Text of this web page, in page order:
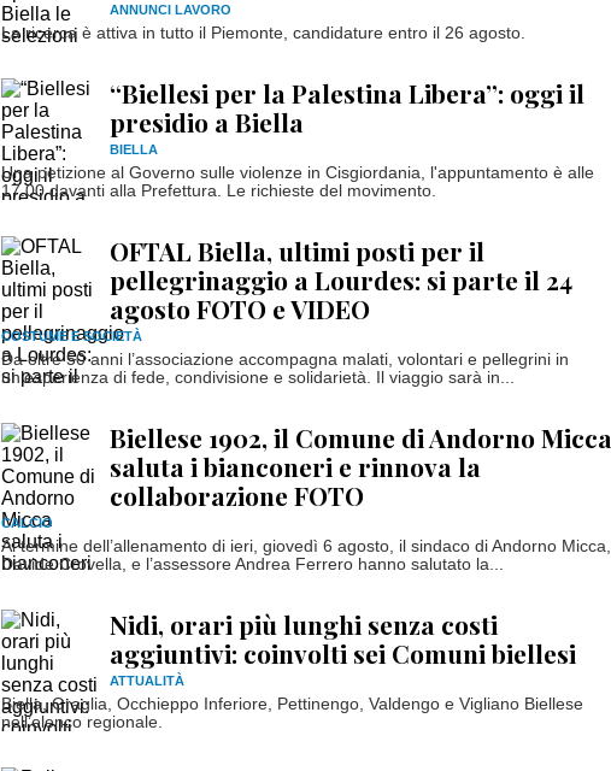
ANNUNCI LAVORO
La ricerca è attiva in tutto il Piemonte, candidature entro il 26 agosto.
“Biellesi per la Palestina Libera”: oggi il
presidio a Biella
BIELLA
Una petizione al Governo sulle violenze in Cisgiordania, l'appuntamento è alle
17.00 davanti alla Prefettura. Le richieste del movimento.
OFTAL Biella, ultimi posti per il
pellegrinaggio a Lourdes: si parte il 24
agosto FOTO e VIDEO
COSTUME E SOCIETÀ
Da oltre 50 anni l’associazione accompagna malati, volontari e pellegrini in
un’esperienza di fede, condivisione e solidarietà. Il viaggio sarà in...
Biellese 1902, il Comune di Andorno Micca
saluta i bianconeri e rinnova la
collaborazione FOTO
CALCIO
Al termine dell’allenamento di ieri, giovedì 6 agosto, il sindaco di Andorno Micca,
Davide Crovella, e l’assessore Andrea Ferrero hanno salutato la...
Nidi, orari più lunghi senza costi
aggiuntivi: coinvolti sei Comuni biellesi
ATTUALITÀ
Biella, Graglia, Occhieppo Inferiore, Pettinengo, Valdengo e Vigliano Biellese
nell’elenco regionale.